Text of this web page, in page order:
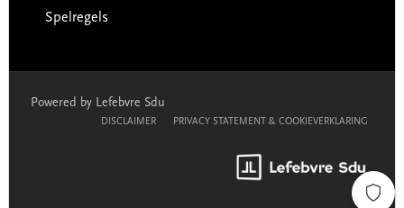
Spelregels
Powered by Lefebvre Sdu
DISCLAIMER PRIVACY STATEMENT & COOKIEVERKLARING